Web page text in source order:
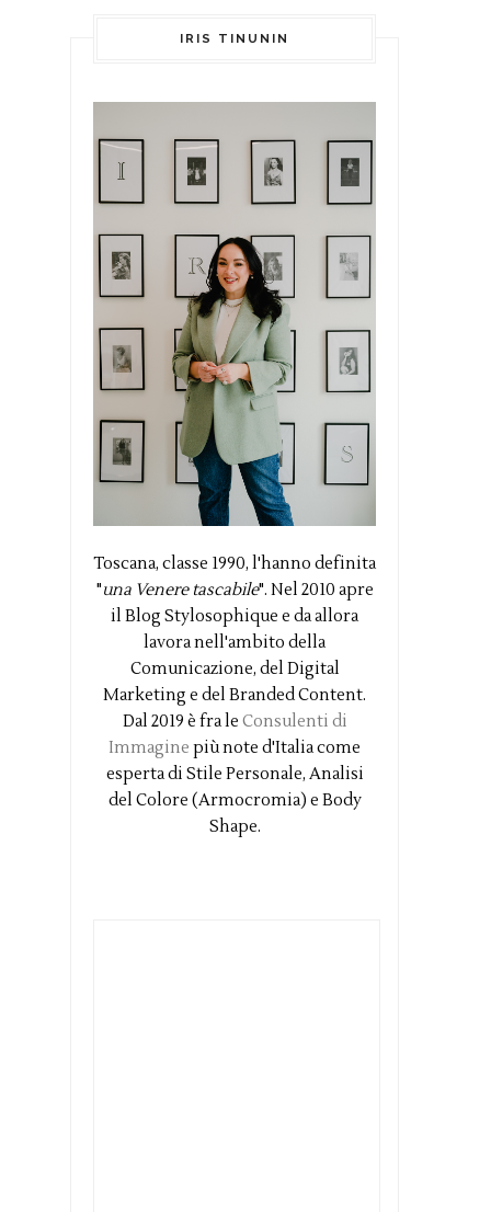
IRIS TINUNIN
Toscana, classe 1990, l'hanno definita
"una Venere tascabile". Nel 2010 apre
il Blog Stylosophique e da allora
lavora nell'ambito della
Comunicazione, del Digital
Marketing e del Branded Content.
Dal 2019 è fra le Consulenti di
Immagine più note d'Italia come
esperta di Stile Personale, Analisi
del Colore (Armocromia) e Body
Shape.